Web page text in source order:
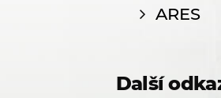
ARES
Další